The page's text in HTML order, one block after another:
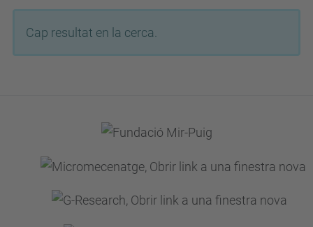
Cap resultat en la cerca.